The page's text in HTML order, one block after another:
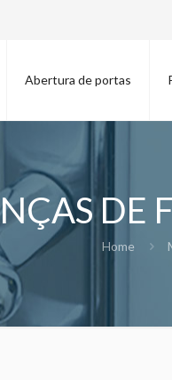
Abertura de portas
DE
Home